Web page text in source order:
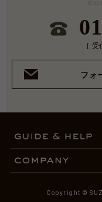
［
フォ
Copyright ©